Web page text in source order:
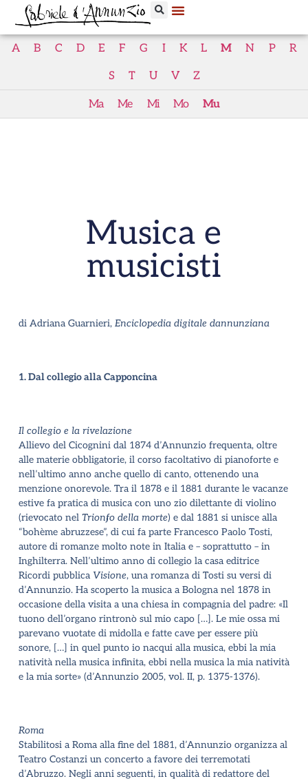
A B C D E F G I K L M N P
R
S
T U V Z
Ma Me Mi Mo Mu
Musica e
musicisti
di Adriana Guarnieri, Enciclopedia digitale dannunziana
1. Dal collegio alla Capponcina
Il collegio e la rivelazione
Allievo del Cicognini dal 1874 d’Annunzio frequenta, oltre
alle materie obbligatorie, il corso facoltativo di pianoforte e
nell’ultimo anno anche quello di canto, ottenendo una
menzione onorevole. Tra il 1878 e il 1881 durante le vacanze
estive fa pratica di musica con uno zio dilettante di violino
(rievocato nel Trionfo della morte) e dal 1881 si unisce alla
“bohème abruzzese”, di cui fa parte Francesco Paolo Tosti,
autore di romanze molto note in Italia e – soprattutto – in
Inghilterra. Nell’ultimo anno di collegio la casa editrice
Ricordi pubblica Visione, una romanza di Tosti su versi di
d’Annunzio. Ha scoperto la musica a Bologna nel 1878 in
occasione della visita a una chiesa in compagnia del padre: «Il
tuono dell’organo rintronò sul mio capo […]. Le mie ossa mi
parevano vuotate di midolla e fatte cave per essere più
sonore, […] in quel punto io nacqui alla musica, ebbi la mia
natività nella musica infinita, ebbi nella musica la mia natività
e la mia sorte» (d’Annunzio 2005, vol. II, p. 1375-1376).
Roma
Stabilitosi a Roma alla fine del 1881, d’Annunzio organizza al
Teatro Costanzi un concerto a favore dei terremotati
d’Abruzzo. Negli anni seguenti, in qualità di redattore del